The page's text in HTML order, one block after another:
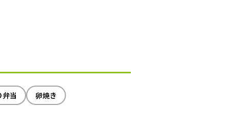
当 卵焼き